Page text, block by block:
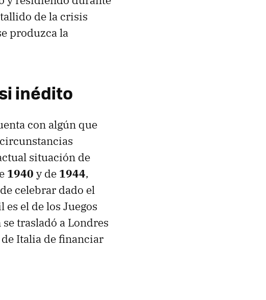
de la crisis
produzca la
inédito
con algún que
situación de
1940 y de 1944,
celebrar dado el
el de los Juegos
trasladó a Londres
Italia de financiar